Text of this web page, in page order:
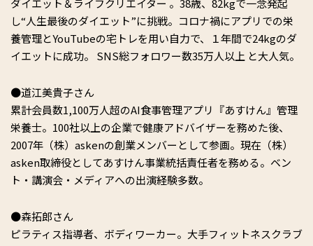
ダイエット＆ライフクリエイター 。38歳、82kgで一念発起
し“人生最後のダイエット”に挑戦。コロナ禍にアプリでの栄
養管理とYouTubeの宅トレを用い自力で、１年間で24kgのダ
イエットに成功。 SNS総フォロワー数35万人以上 と大人気。
●道江美貴子さん
累計会員数1,100万人超のAI食事管理アプリ『あすけん』管理
栄養士。100社以上の企業で健康アドバイザーを務めた後、
2007年（株）askenの創業メンバーとして参画。現在（株）
asken取締役としてあすけん事業統括責任者を務める。ベン
ト・講演会・メディアへの出演経験多数。
●森拓郎さん
ピラティス指導者、ボディワーカー。大手フィットネスクラブ